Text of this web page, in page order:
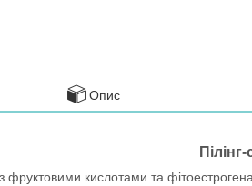
Опис
з фруктовими кислотами та